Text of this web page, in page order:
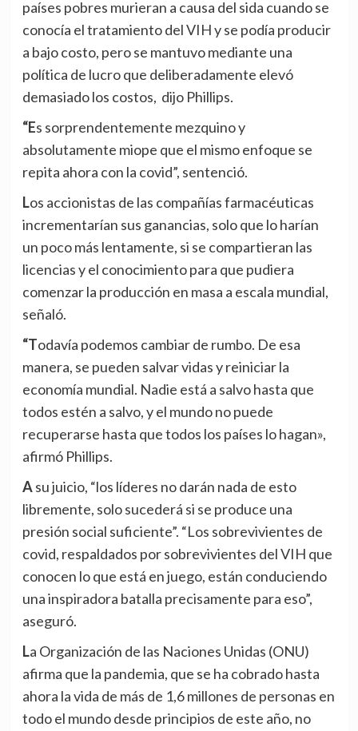
países pobres murieran a causa del sida cuando se
conocía el tratamiento del VIH y se podía producir
a bajo costo, pero se mantuvo mediante una
política de lucro que deliberadamente elevó
demasiado los costos, dijo Phillips.
“Es sorprendentemente mezquino y
absolutamente miope que el mismo enfoque se
repita ahora con la covid”, sentenció.
Los accionistas de las compañías farmacéuticas
incrementarían sus ganancias, solo que lo harían
un poco más lentamente, si se compartieran las
licencias y el conocimiento para que pudiera
comenzar la producción en masa a escala mundial,
señaló.
“Todavía podemos cambiar de rumbo. De esa
manera, se pueden salvar vidas y reiniciar la
economía mundial. Nadie está a salvo hasta que
todos estén a salvo, y el mundo no puede
recuperarse hasta que todos los países lo hagan»,
afirmó Phillips.
A su juicio, “los líderes no darán nada de esto
libremente, solo sucederá si se produce una
presión social suficiente”. “Los sobrevivientes de
covid, respaldados por sobrevivientes del VIH que
conocen lo que está en juego, están conduciendo
una inspiradora batalla precisamente para eso”,
aseguró.
La Organización de las Naciones Unidas (ONU)
afirma que la pandemia, que se ha cobrado hasta
ahora la vida de más de 1,6 millones de personas en
todo el mundo desde principios de este año, no